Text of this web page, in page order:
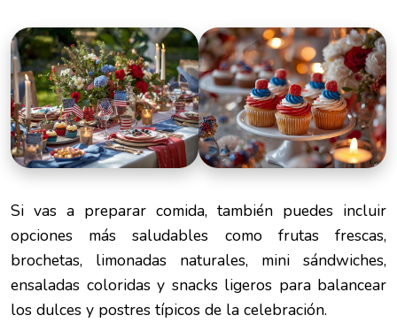
Si vas a preparar comida, también puedes incluir
opciones más saludables como frutas frescas,
brochetas, limonadas naturales, mini sándwiches,
ensaladas coloridas y snacks ligeros para balancear
los dulces y postres típicos de la celebración.